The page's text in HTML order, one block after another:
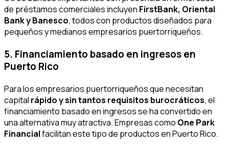
de préstamos comerciales incluyen FirstBank, Oriental
Bank y Banesco, todos con productos diseñados para
pequeños y medianos empresarios puertorriqueños.
5. Financiamiento basado en ingresos en
Puerto Rico
Para los empresarios puertorriqueños que necesitan
capital rápido y sin tantos requisitos burocráticos, el
financiamiento basado en ingresos se ha convertido en
una alternativa muy atractiva. Empresas como One Park
Financialfacilitan este tipo de productos en Puerto Rico.